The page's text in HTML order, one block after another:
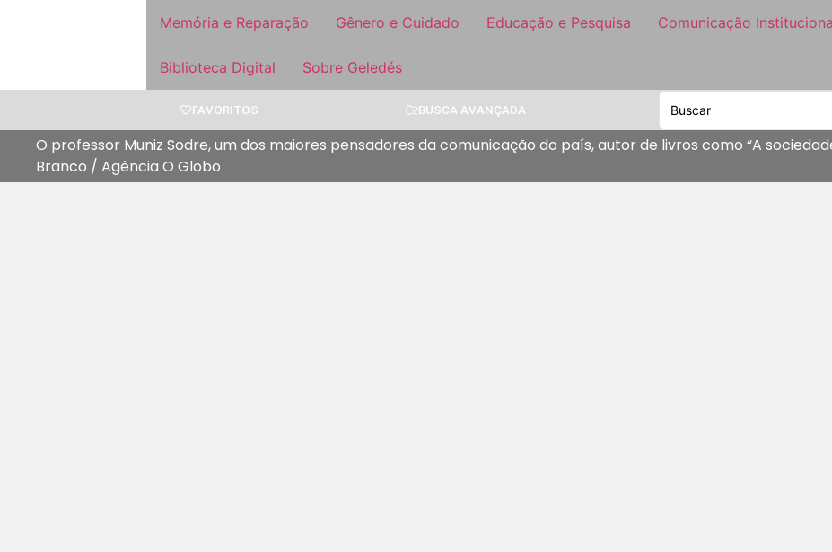
Memória e Reparação Gênero e Cuidado Educação e Pesquisa Comunicação
Biblioteca Digital Sobre Geledés
FAVORITOS BUSCA AVANÇADA
O professor Muniz Sodre, um dos maiores pensadores da comunicação do país, autor de livros como “A
Branco / Agência O Globo